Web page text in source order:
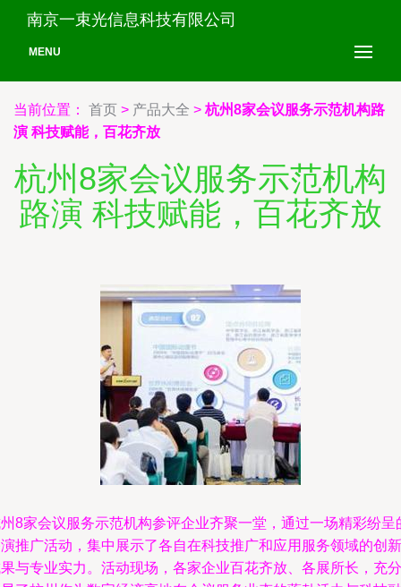
南京一束光信息科技有限公司
MENU
当前位置： 首页 > 产品大全 > 杭州8家会议服务示范机构路
演 科技赋能，百花齐放
杭州8家会议服务示范机构
路演 科技赋能，百花齐放
8家会议服务示范机构参评企业齐聚一堂，通过一场精彩纷呈
推广活动，集中展示了各自在科技推广和应用服务领域的创新
与专业实力。活动现场，各家企业百花齐放、各展所长，充分